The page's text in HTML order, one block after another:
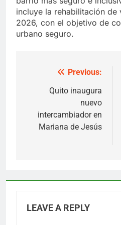
incluye la rehabilitación de
2026, con el objetivo de
urbano seguro.
navigation
Previous:
Quito inaugura
nuevo
intercambiador en
Mariana de Jesús
LEAVE A REPLY